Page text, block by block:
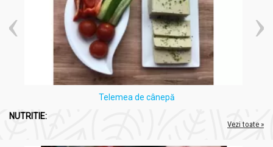
Telemea de cânepă
NUTRITIE:
Vezi toate »